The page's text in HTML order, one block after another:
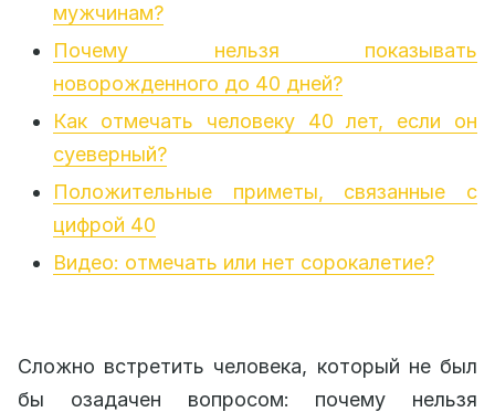
мужчинам?
Почему нельзя показывать
новорожденного до 40 дней?
Как отмечать человеку 40 лет, если он
суеверный?
Положительные приметы, связанные с
цифрой 40
Видео: отмечать или нет сорокалетие?
Сложно встретить человека, который не был
бы озадачен вопросом: почему нельзя